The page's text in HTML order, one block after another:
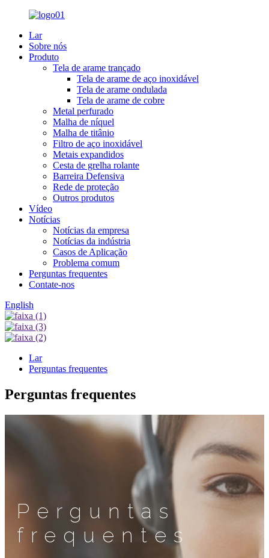
Lar
Sobre nós
Produto
Tela de arame trançado
Tela de arame de aço inoxidável
Tela de arame ondulada
Tela de arame de cobre
Metal perfurado
Malha de níquel
Malha de titânio
Filtro de aço inoxidável
Metais expandidos
Cesta de grelha rolante
Barreira Defensiva
Rede de proteção
Outros produtos
Vídeo
Notícias
Notícias da empresa
Notícias da indústria
Casos de Aplicação
Problema comum
Perguntas frequentes
Contate-nos
English
Lar
Perguntas frequentes
Perguntas frequentes
Perguntas
frequentes